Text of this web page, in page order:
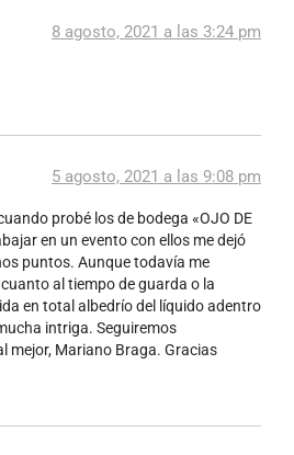
8 agosto, 2021 a las 3:24 pm
5 agosto, 2021 a las 9:08 pm
probé los de bodega «OJO DE
en un evento con ellos me dejó
puntos. Aunque todavía me
al tiempo de guarda o la
en total albedrío del líquido adentro
intriga. Seguiremos
mejor, Mariano Braga. Gracias